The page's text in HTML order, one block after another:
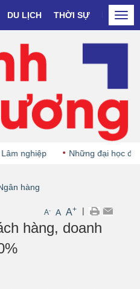
DU LỊCH THỜI SỰ DOANH
nghiệp Những đại học đầu
hàng
A- A A+ |
hàng, doanh